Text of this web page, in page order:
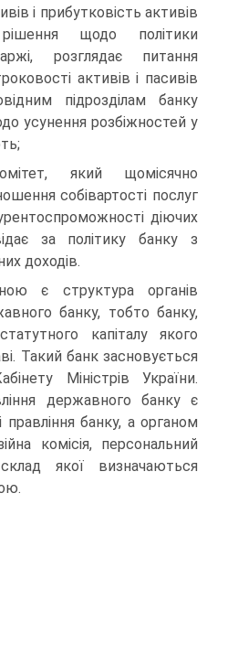
і прибутковість активів
щодо політики
розглядає питання
активів і пасивів
підрозділам банку
усунення розбіжностей у
який щомісячно
собівартості послуг
діючих
за політику банку з
доходів.
є структура органів
банку, тобто банку,
капіталу якого
Такий банк засновується
Міністрів України.
державного банку є
правління банку, а органом
комісія, персональний
якої визначаються